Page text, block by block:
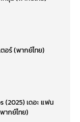
อร์ (พากย์ไทย)
(2025) เดอะ แฟน
ากย์ไทย)